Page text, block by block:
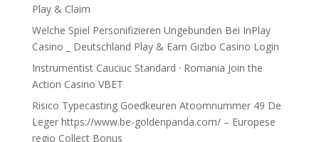
Play & Claim
Welche Spiel Personifizieren Ungebunden Bei InPlay
Casino _ Deutschland Play & Earn Gizbo Casino Login
Instrumentist Cauciuc Standard · Romania Join the
Action Casino VBET
Risico Typecasting Goedkeuren Atoomnummer 49 De
Leger https://www.be-goldenpanda.com/ – Europese
regio Collect Bonus